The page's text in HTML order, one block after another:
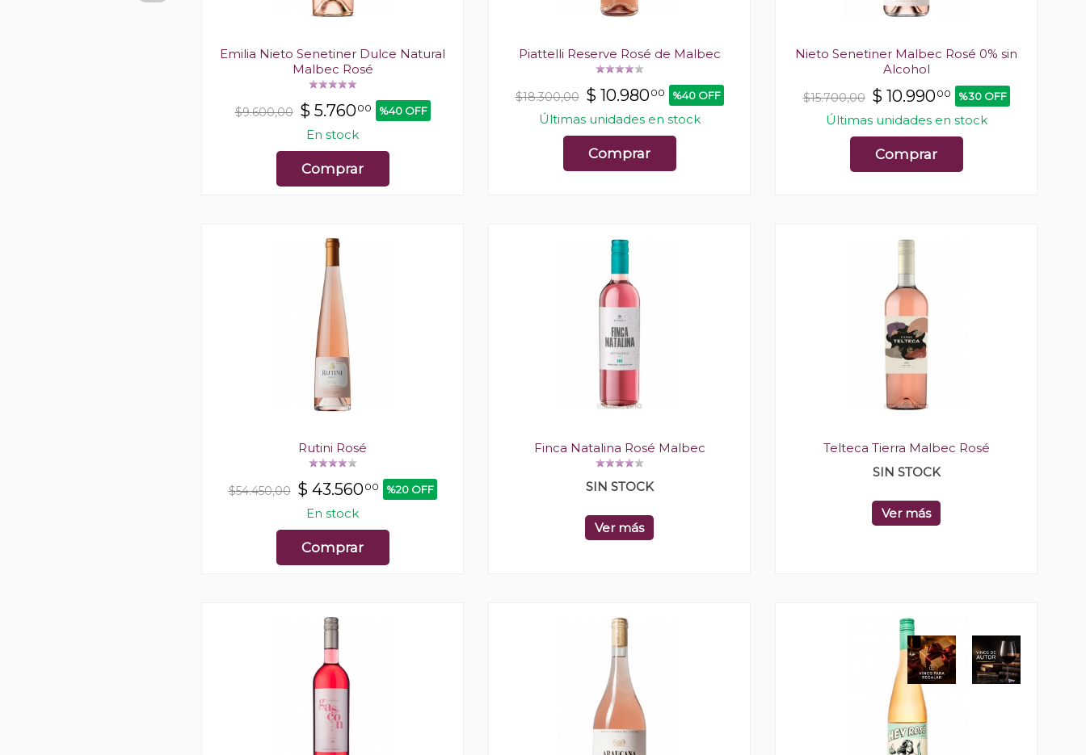
Emilia Nieto Senetiner Dulce Natural
Malbec Rosé
$9.600,00 $ 5.76000 %40 OFF
En stock
Comprar
Piattelli Reserve Rosé de Malbec
$18.300,00 $ 10.98000 %40 OFF
Últimas unidades en stock
Comprar
Nieto Senetiner Malbec Rosé 0% sin
Alcohol
$15.700,00 $ 10.99000 %30 OFF
Últimas unidades en stock
Comprar
Rutini Rosé
$54.450,00 $ 43.56000 %20 OFF
En stock
Comprar
Finca Natalina Rosé Malbec
SIN STOCK
Ver más
Telteca Tierra Malbec Rosé
SIN STOCK
Ver más